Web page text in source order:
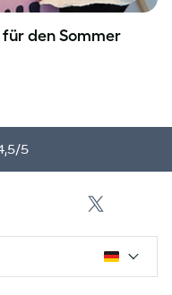
den Sommer
5